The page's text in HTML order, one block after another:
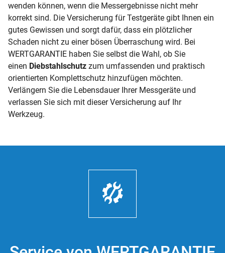
wenden können, wenn die Messergebnisse nicht mehr
korrekt sind. Die Versicherung für Testgeräte gibt Ihnen ein
gutes Gewissen und sorgt dafür, dass ein plötzlicher
Schaden nicht zu einer bösen Überraschung wird. Bei
WERTGARANTIE haben Sie selbst die Wahl, ob Sie
einen Diebstahlschutz zum umfassenden und praktisch
orientierten Komplettschutz hinzufügen möchten.
Verlängern Sie die Lebensdauer Ihrer Messgeräte und
verlassen Sie sich mit dieser Versicherung auf Ihr
Werkzeug.